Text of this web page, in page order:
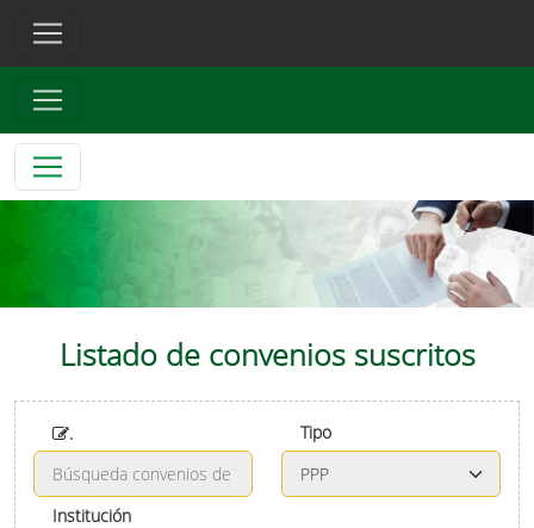
Listado de convenios suscritos
. Tipo
Institución